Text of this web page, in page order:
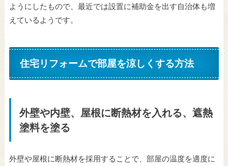
ようにしたもので、最近では設置に補助金を出す自治体も増
えているようです。
住宅リフォームで部屋を涼しくする方法
外壁や内壁、屋根に断熱材を入れる、遮熱
塗料を塗る
外壁や屋根に断熱材を採用することで、部屋の温度を適度に